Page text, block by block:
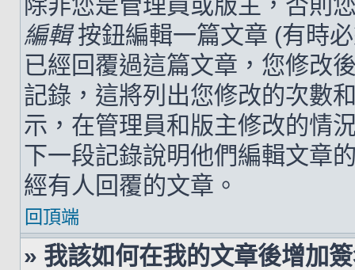
編輯按鈕編輯一篇文章 (有時
已經回覆過這篇文章，您修改
記錄，這將列出您修改的次數
示，在管理員和版主修改的情
下一段記錄說明他們編輯文章
經有人回覆的文章。
回頂端
» 我該如何在我的文章後增加